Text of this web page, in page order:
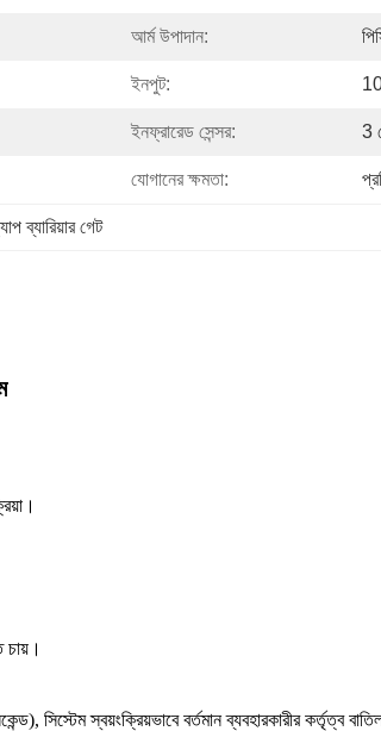
আর্ম উপাদান:
ইনপুট:
ইনফ্রারেড সেন্সর: 3
যোগানের ক্ষমতা:
ব্যারিয়ার গেট
চায়।
সিস্টেম স্বয়ংক্রিয়ভাবে বর্তমান ব্যবহারকারীর কর্তৃত্ব